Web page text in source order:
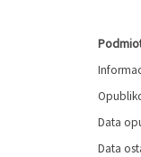
Data
Data